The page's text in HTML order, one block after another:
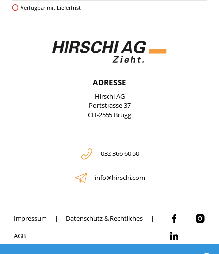
Verfügbar mit Lieferfrist
ADRESSE
Hirschi AG
Portstrasse 37
CH-2555 Brügg
032 366 60 50
info@hirschi.com
Impressum
Datenschutz & Rechtliches
AGB